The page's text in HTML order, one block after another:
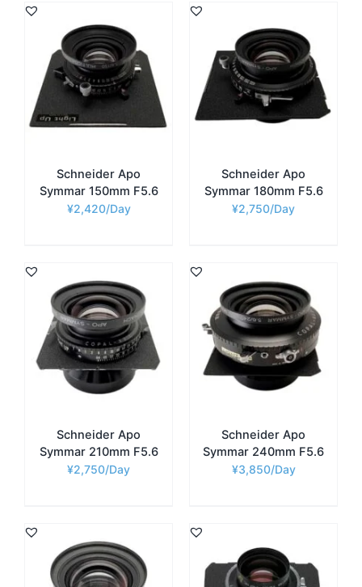
Schneider Apo
Symmar 150mm F5.6
¥2,420
Schneider Apo
Symmar 180mm F5.6
¥2,750
Schneider Apo
Symmar 210mm F5.6
¥2,750
Schneider Apo
Symmar 240mm F5.6
¥3,850